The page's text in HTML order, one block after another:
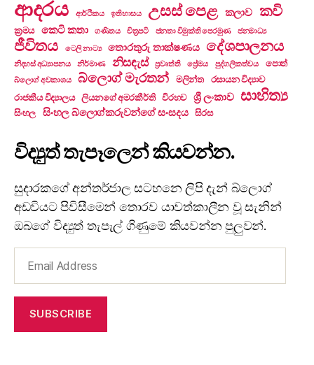
ආදරය ආර්ථිකය ඉතිහාසය උසස් පෙළ කලාව කවි
ක්‍රමය කෙටි කතා ගණිතය චිත්‍රපටි ජනතා විමුක්ති පෙරමුණ ජනමාධ්‍ය
ජීවිතය ටෙලි නාට්‍ය තොරතුරු තාක්ෂණය දේශපාලනය
නිදහස් අධ්‍යාපනය නිර්මාණ නිසඳැස් ප්‍රවෘත්ති ප්‍රේමය පුද්ගලිකත්වය පොත්
බ්ලොග් අවකාශය බ්ලොග් මැරතන් මලින්ත
රසායන විද්‍යාව
රාජකීය විද්‍යාලය
ලියනගේ අමරකීර්ති විරහව ශ්‍රී ලංකාව සාහිත්‍ය
සිංහල සිංහල බ්ලොග්කරුවන්ගේ සංසදය සිරස
විද්‍යුත් තැපෑලෙන් කියවන්න.
සුදාරකගේ අන්තර්ජාල සටහනෙ ලිපි දැන් බ්ලොග්
අඩවියට පිවිසීමෙන් තොරව යාවත්කාලීන වූ සැනින්
ඔබගේ විද්‍යුත් තැපැල් ගිණුමේ කියවන්න පුලුවන්.
Address
SUBSCRIBE